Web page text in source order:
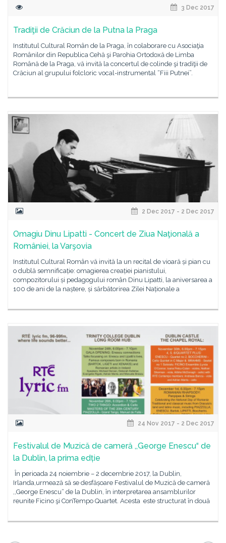
3 Dec 2017
Tradiţii de Crăciun de la Putna la Praga
Institutul Cultural Român de la Praga, în colaborare cu Asociaţia
Românilor din Republica Cehă şi Parohia Ortodoxă de Limba
Română de la Praga, vă invită la concertul de colinde şi tradiţii de
Crăciun al grupului folcloric vocal-instrumental “Fiii Putnei”.
2 Dec 2017 - 2 Dec 2017
Omagiu Dinu Lipatti - Concert de Ziua Naţională a
României, la Varşovia
Institutul Cultural Român vă invită la un recital de vioară și pian cu
o dublă semnificație: omagierea creației pianistului,
compozitorului și pedagogului român Dinu Lipatti, la aniversarea a
100 de ani de la naștere, și sărbătorirea Zilei Naționale a
24 Nov 2017 - 2 Dec 2017
Festivalul de Muzică de cameră ,,George Enescu“ de
la Dublin, la prima edție
În perioada 24 noiembrie – 2 decembrie 2017, la Dublin,
Irlanda,urmează să se desfășoare Festivalul de Muzică de cameră
,,George Enescu“ de la Dublin, în interpretarea ansamblurilor
reunite Ficino şi ConTempo Quartet. Acesta este structurat în două